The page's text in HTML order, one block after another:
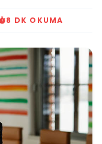
8 DK OKUMA